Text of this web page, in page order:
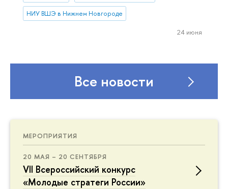
МЕРОПРИЯТИЯ
20 МАЯ – 20 СЕНТЯБРЯ
VII Всероссийский конкурс
«Молодые стратеги России»
НИУ ВШЭ в Нижнем Новгороде
24 июня
Все новости